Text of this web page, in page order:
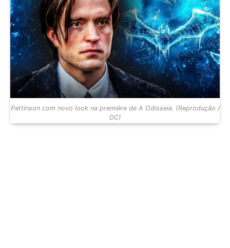
Pattinson com novo look na première de A Odisseia. (Reprodução /
DC)